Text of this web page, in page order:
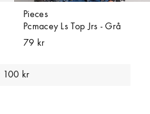
Pieces
Pcmacey Ls Top Jrs - Grå
79 kr
100 kr